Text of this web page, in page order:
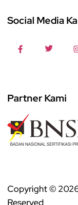
Social Media
Partner Kami
Copyright © 2026
Reserved